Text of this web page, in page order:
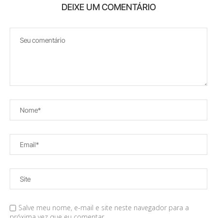
DEIXE UM COMENTÁRIO
Salve meu nome, e-mail e site neste navegador para a